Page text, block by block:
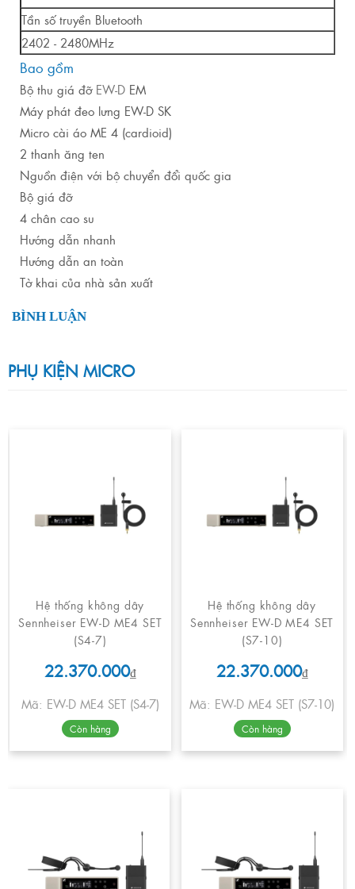
Tần số truyền Bluetooth
2402 - 2480MHz
Bao gồm
Bộ thu giá đỡ EW-D EM
Máy phát đeo lưng EW-D SK
Micro cài áo ME 4 (cardioid)
2 thanh ăng ten
Nguồn điện với bộ chuyển đổi quốc gia
Bộ giá đỡ
4 chân cao su
Hướng dẫn nhanh
Hướng dẫn an toàn
Tờ khai của nhà sản xuất
BÌNH LUẬN
PHỤ KIỆN MICRO
Hệ thống không dây
Sennheiser EW-D ME4 SET
(S4-7)
22.370.000₫
Mã: EW-D ME4 SET (S4-7)
Còn hàng
Hệ thống không dây
Sennheiser EW-D ME4 SET
(S7-10)
22.370.000₫
Mã: EW-D ME4 SET (S7-10)
Còn hàng